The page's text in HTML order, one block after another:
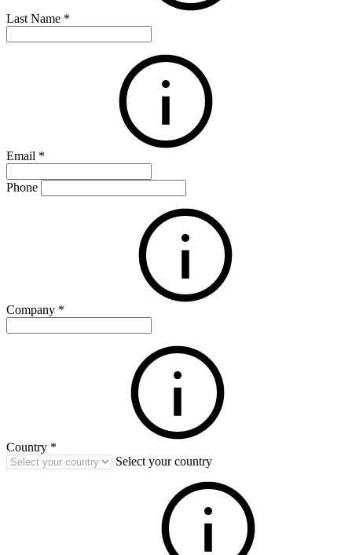
Last Name *
Email *
Phone
Company *
Country *
Select your country